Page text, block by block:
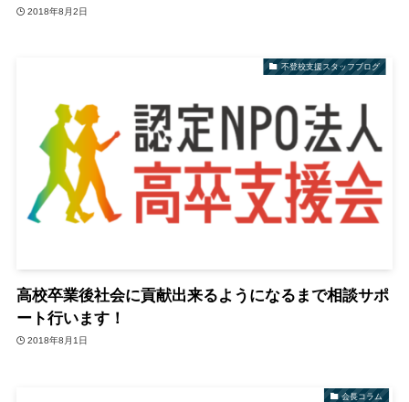
2018年8月2日
不登校支援スタッフブログ
高校卒業後社会に貢献出来るようになるまで相談サポ
ート行います！
2018年8月1日
会長コラム